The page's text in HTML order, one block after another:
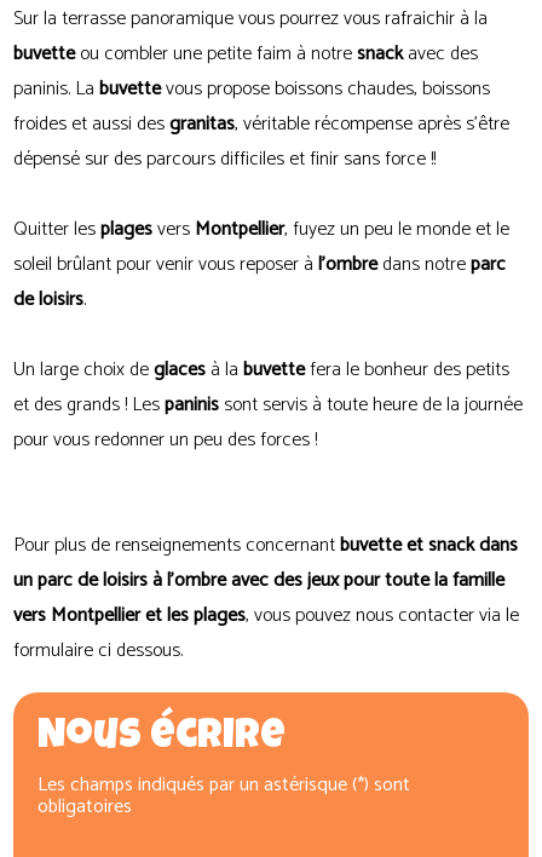
Sur la terrasse panoramique vous pourrez vous rafraichir à la
buvetteou combler une petite faim à notresnackavec des
paninis. Labuvettevous propose boissons chaudes, boissons
froides et aussi desgranitas, véritable récompense après s'être
dépensé sur des parcours difficiles et finir sans force !!
Quitter lesplagesversMontpellier, fuyez un peu le monde et le
soleil brûlant pour venir vous reposer àl'ombredans notreparc
de loisirs.
Un large choix deglacesà labuvettefera le bonheur des petits
et des grands ! Lespaninissont servis à toute heure de la journée
pour vous redonner un peu des forces !
Pour plus de renseignements concernantbuvette et snack dans
un parc de loisirs à l'ombre avec des jeux pour toute la famille
vers Montpellier et les plages, vous pouvez nous contacter via le
formulaire ci dessous.
Nous écrire
Les champs indiqués par un astérisque (*) sont
obligatoires